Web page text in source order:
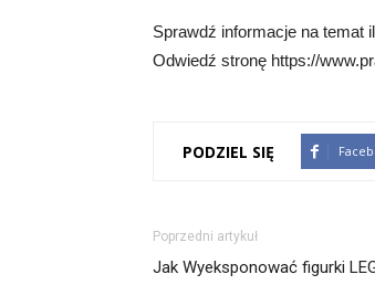
Sprawdź informacje na temat
Odwiedź stronę https://
PODZIEL SIĘ
Poprzedni artykuł
Jak Wyeksponować figurki